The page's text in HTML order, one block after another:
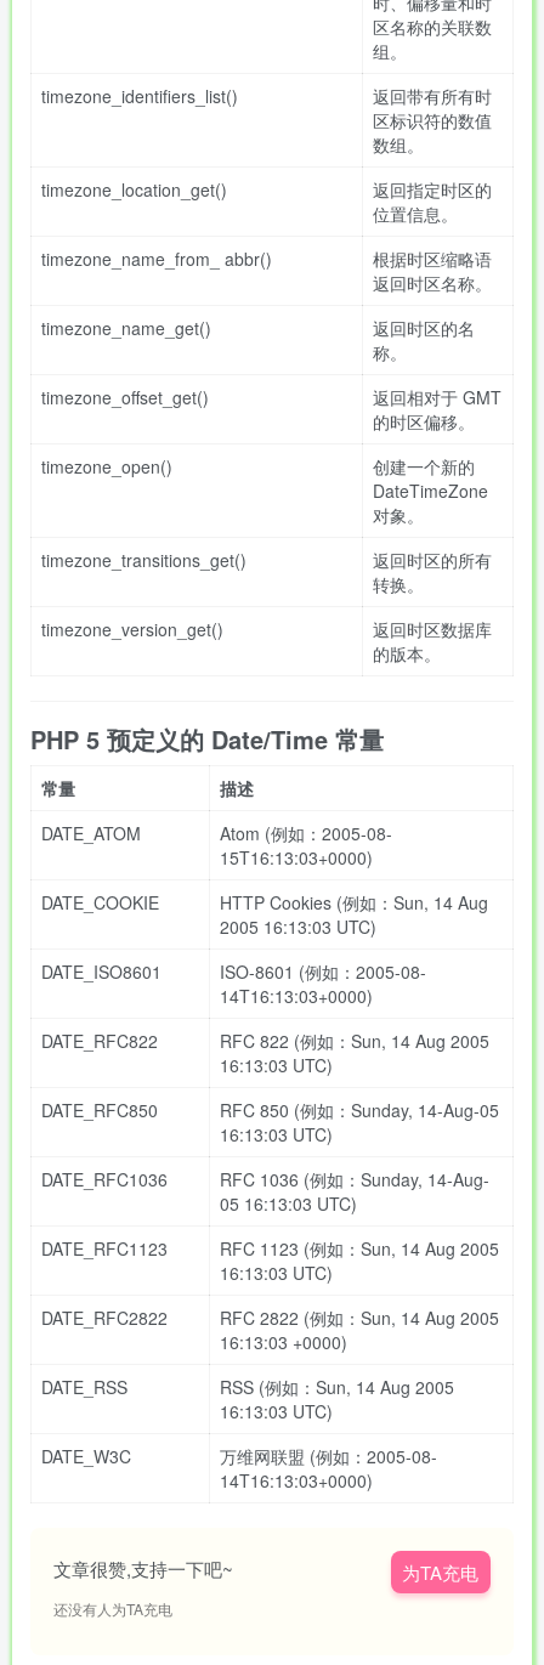
区名称的关联数
组。
timezone_identifiers_list()
返回带有所有时
区标识符的数值
数组。
timezone_location_get()
返回指定时区的
位置信息。
timezone_name_from_ abbr()
根据时区缩略语
返回时区名称。
timezone_name_get()
返回时区的名
称。
timezone_offset_get()
返回相对于 GMT
的时区偏移。
timezone_open()
创建一个新的
DateTimeZone
对象。
timezone_transitions_get()
返回时区的所有
转换。
timezone_version_get()
返回时区数据库
的版本。
PHP 5 预定义的 Date/Time 常量
常量
描述
DATE_ATOM
Atom (例如：2005-08-
15T16:13:03+0000)
DATE_COOKIE
HTTP Cookies (例如：Sun, 14 Aug
2005 16:13:03 UTC)
DATE_ISO8601
ISO-8601 (例如：2005-08-
14T16:13:03+0000)
DATE_RFC822
RFC 822 (例如：Sun, 14 Aug 2005
16:13:03 UTC)
DATE_RFC850
RFC 850 (例如：Sunday, 14-Aug-05
16:13:03 UTC)
DATE_RFC1036
RFC 1036 (例如：Sunday, 14-Aug-
05 16:13:03 UTC)
DATE_RFC1123
RFC 1123 (例如：Sun, 14 Aug 2005
16:13:03 UTC)
DATE_RFC2822
RFC 2822 (例如：Sun, 14 Aug 2005
16:13:03 +0000)
DATE_RSS
RSS (例如：Sun, 14 Aug 2005
16:13:03 UTC)
DATE_W3C
万维网联盟 (例如：2005-08-
14T16:13:03+0000)
文章很赞,支持一下吧~
还没有人为TA充电
为TA充电